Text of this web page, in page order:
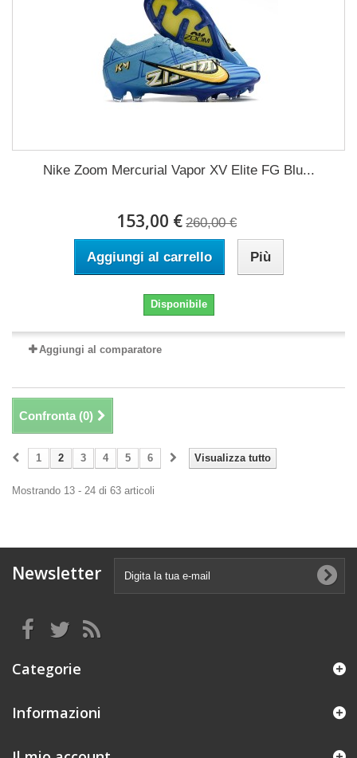
Nike Zoom Mercurial Vapor XV Elite FG Blu...
153,00 € 260,00 €
Aggiungi al carrello Più
Disponibile
Aggiungi al comparatore
Confronta (0)
Visualizza tutto
1 2 3 4 5 6
Mostrando 13 - 24 di 63 articoli
Newsletter
Categorie
Informazioni